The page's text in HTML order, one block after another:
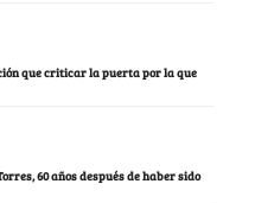
que criticar la puerta por la que
60 años después de haber sido